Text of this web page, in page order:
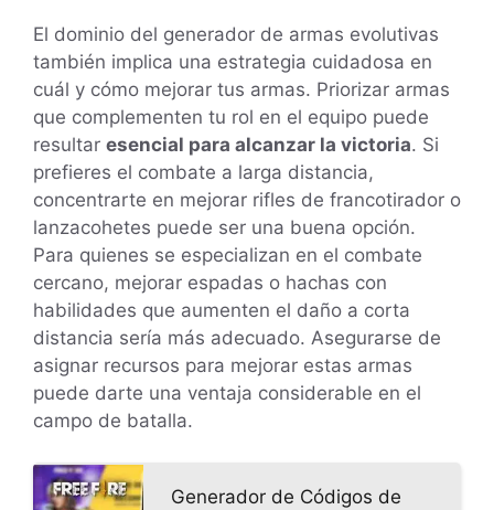
El dominio del generador de armas evolutivas
también implica una estrategia cuidadosa en
cuál y cómo mejorar tus armas. Priorizar armas
que complementen tu rol en el equipo puede
resultar esencial para alcanzar la victoria. Si
prefieres el combate a larga distancia,
concentrarte en mejorar rifles de francotirador o
lanzacohetes puede ser una buena opción.
Para quienes se especializan en el combate
cercano, mejorar espadas o hachas con
habilidades que aumenten el daño a corta
distancia sería más adecuado. Asegurarse de
asignar recursos para mejorar estas armas
puede darte una ventaja considerable en el
campo de batalla.
Generador de Códigos de